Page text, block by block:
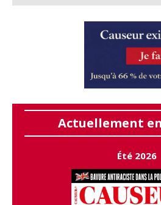
Actuellement
Été 2026